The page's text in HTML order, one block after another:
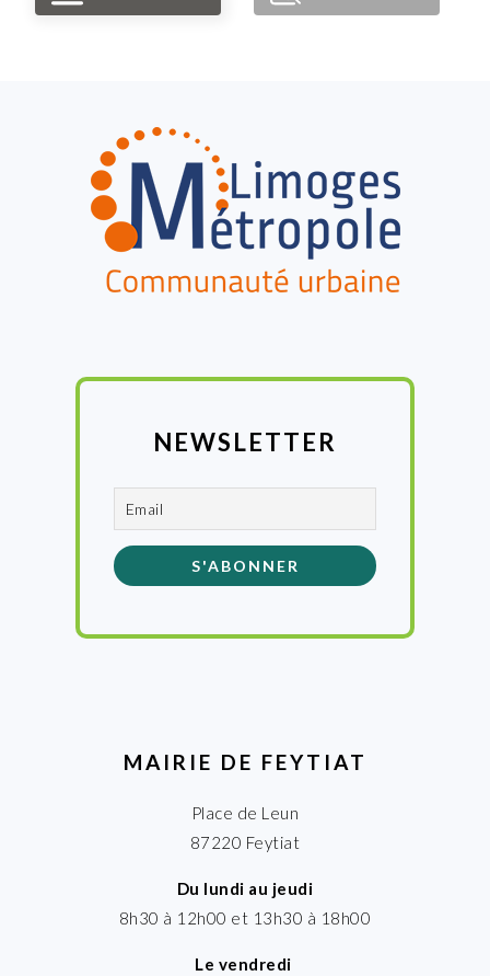
NEWSLETTER
MAIRIE DE FEYTIAT
Place de Leun
87220 Feytiat
Du lundi au jeudi
8h30 à 12h00 et 13h30 à 18h00
Le vendredi